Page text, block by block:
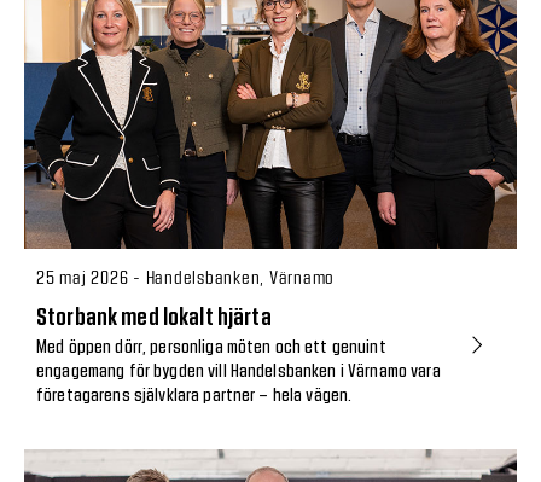
25 maj 2026 - Handelsbanken, Värnamo
Storbank med lokalt hjärta
Med öppen dörr, personliga möten och ett genuint
engagemang för bygden vill Handelsbanken i Värnamo vara
företagarens självklara partner – hela vägen.